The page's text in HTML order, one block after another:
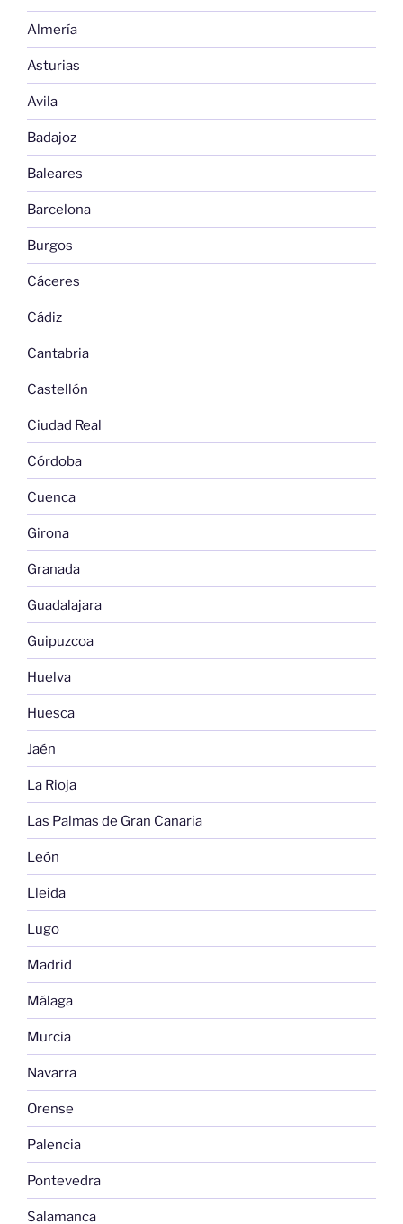
Almería
Asturias
Avila
Badajoz
Baleares
Barcelona
Burgos
Cáceres
Cádiz
Cantabria
Castellón
Ciudad Real
Córdoba
Cuenca
Girona
Granada
Guadalajara
Guipuzcoa
Huelva
Huesca
Jaén
La Rioja
Las Palmas de Gran Canaria
León
Lleida
Lugo
Madrid
Málaga
Murcia
Navarra
Orense
Palencia
Pontevedra
Salamanca